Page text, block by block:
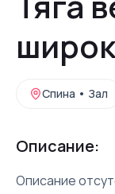
Спина • Зал
Описание:
Описание